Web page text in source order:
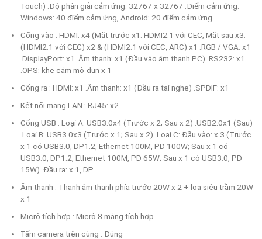
Touch) .Độ phân giải cảm ứng: 32767 x 32767 .Điểm cảm ứng:
Windows: 40 điểm cảm ứng, Android: 20 điểm cảm ứng
Cổng vào : HDMI: x4 (Mặt trước x1: HDMI2.1 với CEC; Mặt sau x3:
(HDMI2.1 với CEC) x2 & (HDMI2.1 với CEC, ARC) x1 .RGB / VGA: x1
.DisplayPort: x1 .Âm thanh: x1 (Đầu vào âm thanh PC) .RS232: x1
.OPS: khe cắm mô-đun x 1
Cổng ra : HDMI: x1 .Âm thanh: x1 (Đầu ra tai nghe) .SPDIF: x1
Kết nối mạng LAN : RJ45: x2
Cổng USB : Loại A: USB3.0x4 (Trước x 2; Sau x 2) .USB2.0x1 (Sau)
.Loại B: USB3.0x3 (Trước x 1; Sau x 2) .Loại C: Đầu vào: x 3 (Trước
x 1 có USB3.0, DP1.2, Ethernet 100M, PD 100W; Sau x 1 có
USB3.0, DP1.2, Ethernet 100M, PD 65W; Sau x 1 có USB3.0, PD
15W) .Đầu ra: x 1, DP
Âm thanh : Thanh âm thanh phía trước 20W x 2 + loa siêu trầm 20W
x 1
Micrô tích hợp : Micrô 8 mảng tích hợp
Tấm camera trên cùng : Đúng